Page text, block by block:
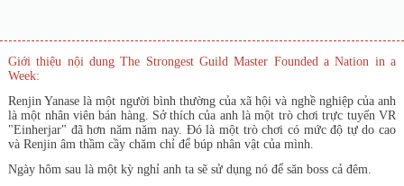
Giới thiệu nội dung The Strongest Guild Master Founded a Nation in a
Week:
Renjin Yanase là một người bình thường của xã hội và nghề nghiệp của anh
là một nhân viên bán hàng. Sở thích của anh là một trò chơi trực tuyến VR
"Einherjar" đã hơn năm năm nay. Đó là một trò chơi có mức độ tự do cao
và Renjin âm thầm cầy chăm chỉ để búp nhân vật của mình.
Ngày hôm sau là một kỳ nghỉ anh ta sẽ sử dụng nó để săn boss cả đêm.